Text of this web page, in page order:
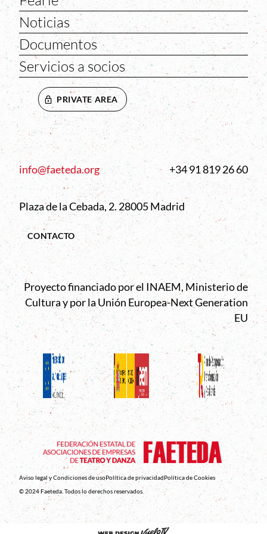
Noticias
Documentos
Servicios a socios
PRIVATE AREA
info@faeteda.org +34 91 819 26 60
Plaza de la Cebada, 2. 28005 Madrid
CONTACTO
Proyecto financiado por el INAEM, Ministerio de
Cultura y por la Unión Europea-Next Generation
EU
Aviso legal y Condiciones de usoPolítica de privacidadPolítica de Cookies
© 2024 Faeteda. Todos lo derechos reservados.